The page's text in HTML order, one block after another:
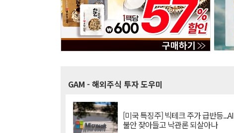
GAM - 해외주식 투자 도우미
[미국 특징주] 빅테크 주가 급반등...AI
불안 잦아들고 낙관론 되살아나